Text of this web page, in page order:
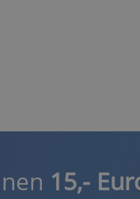
15,-